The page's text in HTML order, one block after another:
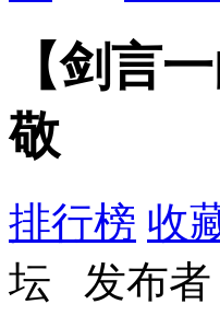
【剑言
敬
排行榜 收
坛 发布者